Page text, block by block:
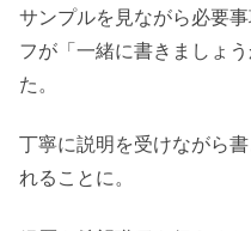
サンプルを見ながら必要
フが「一緒に書きましょ
た。
丁寧に説明を受けながら
れることに。